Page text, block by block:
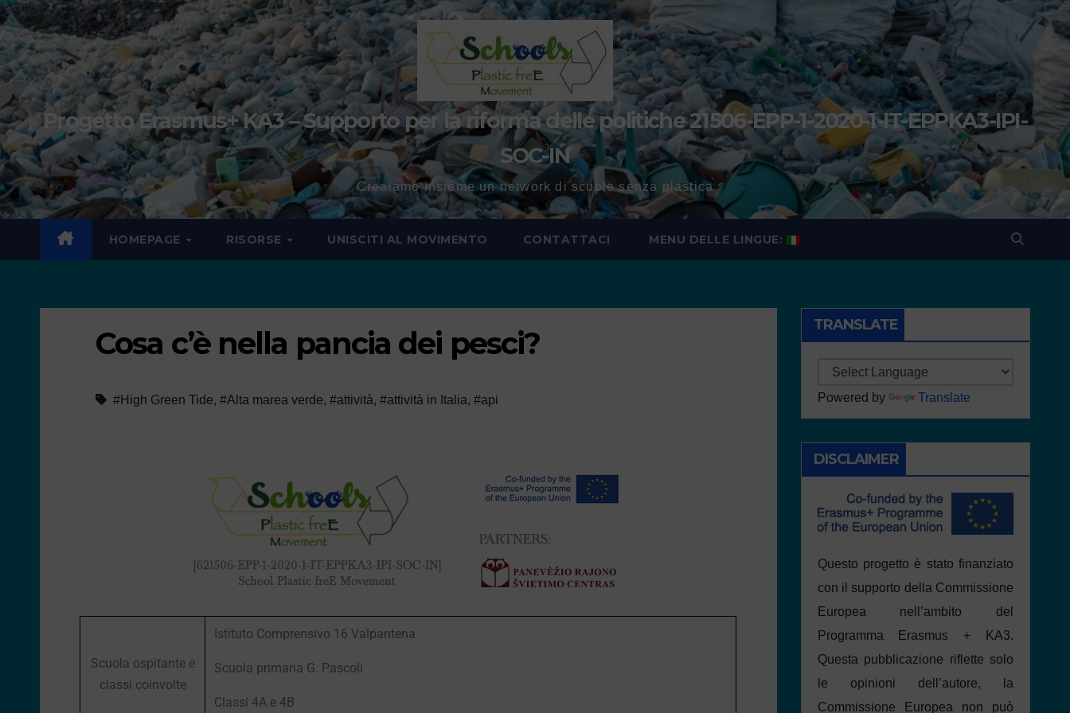
Progetto Erasmus+ KA3 – Supporto per la riforma delle politiche 21506-EPP-1-2020-1-IT-EPPKA3-IPI-
SOC-IN
Creaiamo insieme un network di scuole senza plastica
HOMEPAGE RISORSE UNISCITI AL MOVIMENTO CONTATTACI MENU DELLE LINGUE:
Cosa c’è nella pancia dei pesci?
#High Green Tide, #Alta marea verde, #attività, #attività in Italia, #api
Scuola ospitante e
classi coinvolte
Istituto Comprensivo 16 Valpantena
Scuola primaria G. Pascoli
Classi 4A e 4B
TRANSLATE
Powered by Translate
DISCLAIMER
Questo progetto è stato finanziato
con il supporto della Commissione
Europea nell’ambito del
Programma Erasmus + KA3.
Questa pubblicazione riflette solo
le opinioni dell’autore, la
Commissione Europea non può